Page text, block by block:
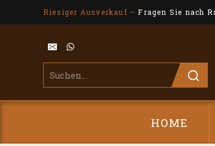
Riesiger Ausverkauf –Fragen Sie nach
HOME